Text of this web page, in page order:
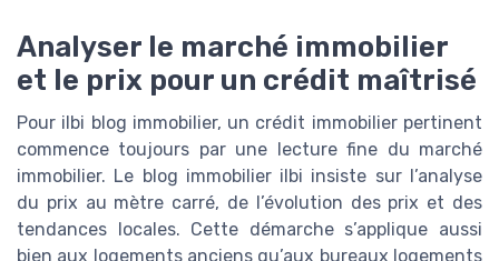
Analyser le marché immobilier
et le prix pour un crédit maîtrisé
Pour ilbi blog immobilier, un crédit immobilier pertinent
commence toujours par une lecture fine du marché
immobilier. Le blog immobilier ilbi insiste sur l’analyse
du prix au mètre carré, de l’évolution des prix et des
tendances locales. Cette démarche s’applique aussi
bien aux logements anciens qu’aux bureaux logements